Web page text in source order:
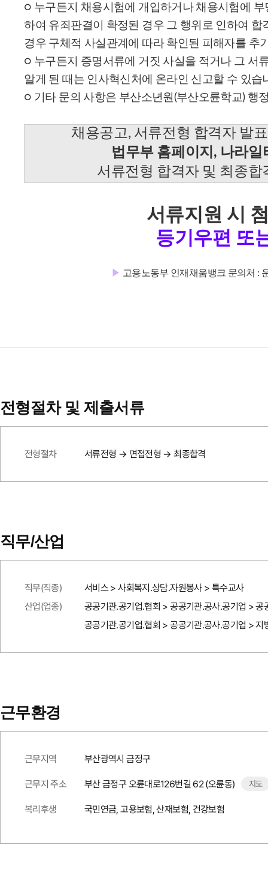
○ 누구든지 채용시험에 개입하거나 채용시험에
하여 유죄판결이 확정된 경우 그 행위로 인하여
경우 구체적 사실관계에 따라 확인된 피해자를 추
○ 누구든지 증명서류에 거짓 사실을 적거나 그 서
알게 된 때는 인사혁신처에 온라인 신고할 수 있습
○ 기타 문의 사항은 부산소년원(부산오륜학교)
채용공고, 서류전형 합격자 발
법무부 홈페이지, 나라일
서 류전형 합격자 및 최종
서류지원 시
등기우편 또
▶ 고용노동부 인재채움뱅크 문의처 :
전형절차 및 제출서류
전형절차 서류전형 → 면접전형 → 최종합격
직무/산업
직무(직종)
서비스 > 사회복지.상담.자원봉사 > 특수교사
산업(업종)
공공기관.공기업.협회 > 공공기관.공사.공기업 > 공
공공기관.공기업.협회 > 공공기관.공사.공기업 > 지
근무환경
근무지역 부산광역시 금정구
근무지 주소 부산 금정구 오륜대로126번길 62 (오륜동) 지도
복리후생 국민연금, 고용보험, 산재보험, 건강보험